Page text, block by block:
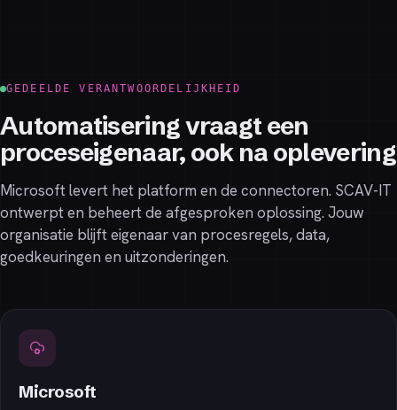
GEDEELDE VERANTWOORDELIJKHEID
Automatisering vraagt een
proceseigenaar, ook na oplevering
Microsoft levert het platform en de connectoren. SCAV-IT
ontwerpt en beheert de afgesproken oplossing. Jouw
organisatie blijft eigenaar van procesregels, data,
goedkeuringen en uitzonderingen.
Microsoft